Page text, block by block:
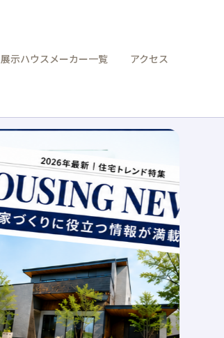
展示ハウスメーカー一覧 アクセス